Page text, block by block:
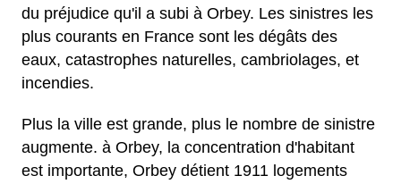
du préjudice qu'il a subi à Orbey. Les sinistres les
plus courants en France sont les dégâts des
eaux, catastrophes naturelles, cambriolages, et
incendies.
Plus la ville est grande, plus le nombre de sinistre
augmente. à Orbey, la concentration d'habitant
est importante, Orbey détient 1911 logements